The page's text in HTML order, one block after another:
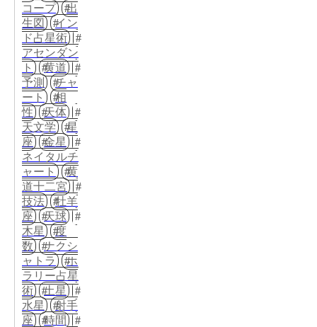
コープ
出
生図
イン
ド占星術
アセンダン
ト
黄道
予測
チャ
ート
相
性
天体
天文学
星
座
金星
ネイタルチ
ャート
黄
道十二宮
技法
牡羊
座
天球
木星
度
数
ナクシ
ャトラ
ホ
ラリー占星
術
土星
水星
射手
座
時間